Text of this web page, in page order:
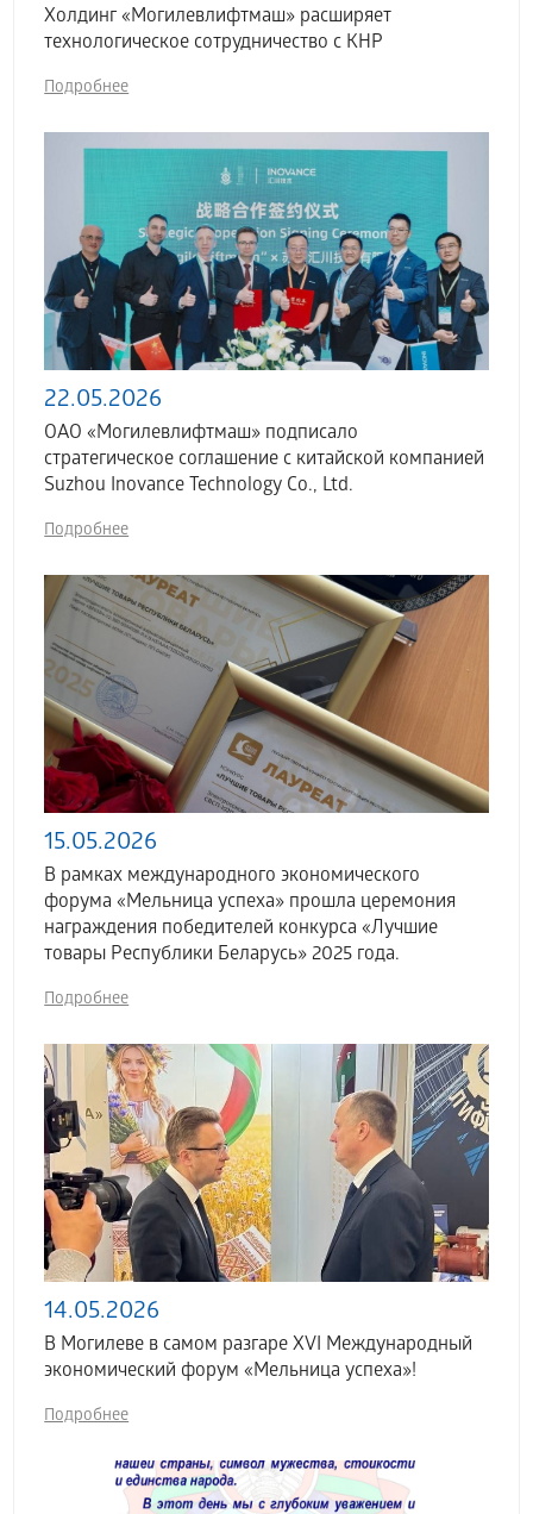
Холдинг «Могилевлифтмаш» расширяет
технологическое сотрудничество с КНР
Подробнее
22.05.2026
ОАО «Могилевлифтмаш» подписало
стратегическое соглашение с китайской компанией
Suzhou Inovance Technology Co., Ltd.
Подробнее
15.05.2026
В рамках международного экономического
форума «Мельница успеха» прошла церемония
награждения победителей конкурса «Лучшие
товары Республики Беларусь» 2025 года.
Подробнее
14.05.2026
В Могилеве в самом разгаре XVI Международный
экономический форум «Мельница успеха»!
Подробнее